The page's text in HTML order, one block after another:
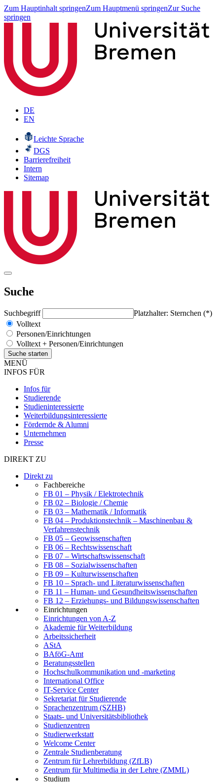
Zum Hauptinhalt springenZum Hauptmenü springenZur Suche
springen
DE
EN
Leichte Sprache
DGS
Barrierefreiheit
Intern
Sitemap
Suche
Suchbegriff
Platzhalter: Sternchen (*)
Volltext
Personen/Einrichtungen
Volltext + Personen/Einrichtungen
MENÜ
INFOS FÜR
Infos für
Studierende
Studieninteressierte
Weiterbildungsinteressierte
Fördernde & Alumni
Unternehmen
Presse
DIREKT ZU
Direkt zu
Fachbereiche
FB 01 – Physik / Elektrotechnik
FB 02 – Biologie / Chemie
FB 03 – Mathematik / Informatik
FB 04 – Produktionstechnik – Maschinenbau &
Verfahrenstechnik
FB 05 – Geowissenschaften
FB 06 – Rechtswissenschaft
FB 07 – Wirtschaftswissenschaft
FB 08 – Sozialwissenschaften
FB 09 – Kulturwissenschaften
FB 10 – Sprach- und Literaturwissenschaften
FB 11 – Human- und Gesundheitswissenschaften
FB 12 – Erziehungs- und Bildungswissenschaften
Einrichtungen
Einrichtungen von A-Z
Akademie für Weiterbildung
Arbeitssicherheit
AStA
BAföG-Amt
Beratungsstellen
Hochschulkommunikation und -marketing
International Office
IT-Service Center
Sekretariat für Studierende
Sprachenzentrum (SZHB)
Staats- und Universitätsbibliothek
Studienzentren
Studierwerkstatt
Welcome Center
Zentrale Studienberatung
Zentrum für Lehrerbildung (ZfLB)
Zentrum für Multimedia in der Lehre (ZMML)
Studium